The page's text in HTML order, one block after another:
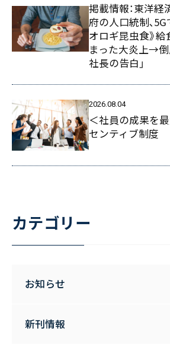
掲載情報：東洋経
府の人口統制､
オロギ昆虫食》
まった大炎上→
社長の告白」
2026.08.04
＜社員の成果を
センティブ制度
カテゴリー
お知らせ
新刊情報